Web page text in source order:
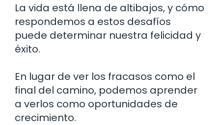
La vida está llena de altibajos, y cómo
respondemos a estos desafíos
puede determinar nuestra felicidad y
éxito.
En lugar de ver los fracasos como el
final del camino, podemos aprender
a verlos como oportunidades de
crecimiento.